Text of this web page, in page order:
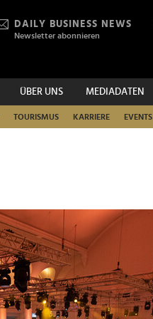
DAILY BUSINESS NEWS
Newsletter abonnieren
ÜBER UNS MEDIADATEN
TOURISMUS KARRIERE EVENTS